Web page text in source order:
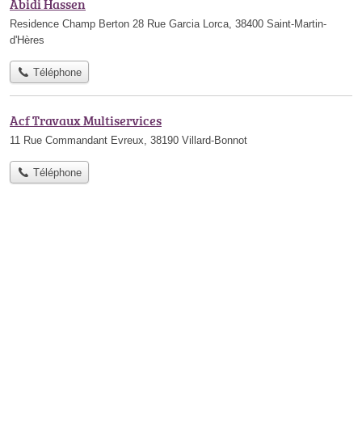
Abidi Hassen
Residence Champ Berton 28 Rue Garcia Lorca, 38400 Saint-Martin-
d'Hères
Téléphone
Acf Travaux Multiservices
11 Rue Commandant Evreux, 38190 Villard-Bonnot
Téléphone